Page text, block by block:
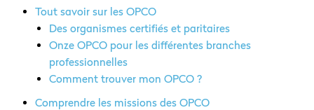
Tout savoir sur les OPCO
Des organismes certifiés et paritaires
Onze OPCO pour les différentes branches
professionnelles
Comment trouver mon OPCO ?
Comprendre les missions des OPCO